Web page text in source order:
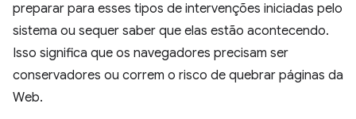
preparar para esses tipos de intervenções iniciadas pelo
sistema ou sequer saber que elas estão acontecendo.
Isso significa que os navegadores precisam ser
conservadores ou correm o risco de quebrar páginas da
Web.